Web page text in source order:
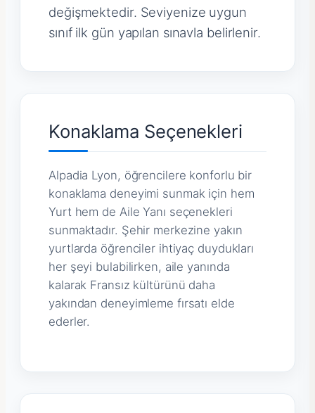
değişmektedir. Seviyenize uygun
sınıf ilk gün yapılan sınavla belirlenir.
Konaklama Seçenekleri
Alpadia Lyon, öğrencilere konforlu bir
konaklama deneyimi sunmak için hem
Yurt hem de Aile Yanı seçenekleri
sunmaktadır. Şehir merkezine yakın
yurtlarda öğrenciler ihtiyaç duydukları
her şeyi bulabilirken, aile yanında
kalarak Fransız kültürünü daha
yakından deneyimleme fırsatı elde
ederler.